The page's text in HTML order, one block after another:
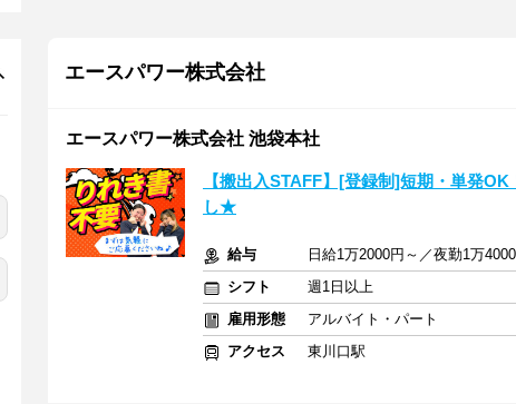
エースパワー株式会社
エースパワー株式会社 池袋本社
【搬出入STAFF】[登録制]短期・単発
し★
給与
日給1万2000円～／夜勤1万
シフト
週1日以上
雇用形態
アルバイト・パート
アクセス
東川口駅